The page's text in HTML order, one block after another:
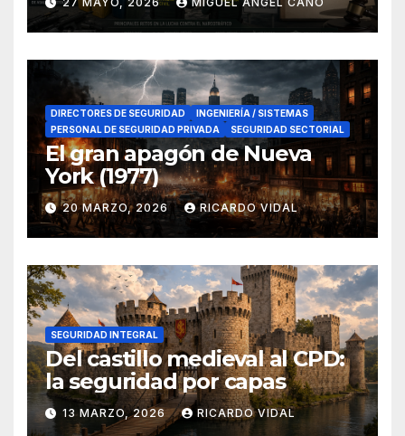
en el sur de España
DIRECTORES DE SEGURIDAD
INGENIERÍA / SISTEMAS
PERSONAL DE SEGURIDAD PRIVADA
SEGURIDAD SECTORIAL
El gran apagón de Nueva
York (1977)
20 MARZO, 2026 RICARDO VIDAL
SEGURIDAD INTEGRAL
Del castillo medieval al CPD:
la seguridad por capas
13 MARZO, 2026 RICARDO VIDAL